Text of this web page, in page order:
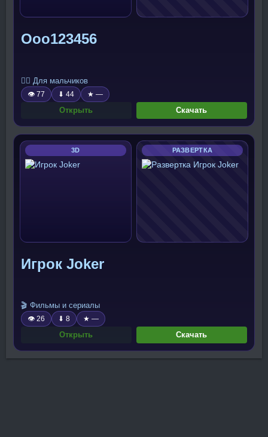
Ооо123456
🧍‍♂️ Для мальчиков
👁 77 ⬇ 44 ★ —
Открыть Скачать
3D РАЗВЕРТКА
Игрок Joker
🎬 Фильмы и сериалы
👁 26 ⬇ 8 ★ —
Открыть Скачать